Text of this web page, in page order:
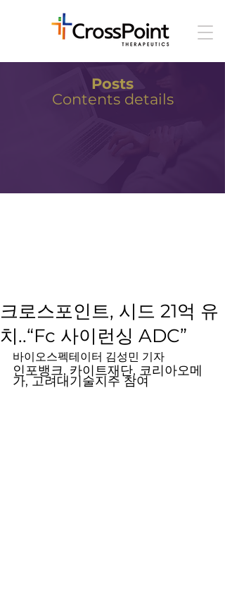
Posts
Contents details
크로스포인트, 시드 21억 유
치..“Fc 사이런싱 ADC”
바이오스펙테이터 김성민 기자
인포뱅크, 카이트재단, 코리아오메
가, 고려대기술지주 참여